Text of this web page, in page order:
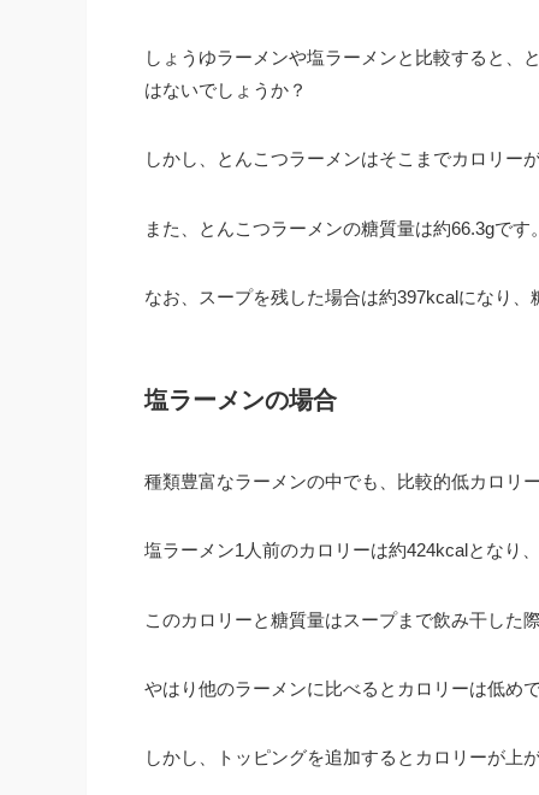
しょうゆラーメンや塩ラーメンと比較すると、
はないでしょうか？
しかし、とんこつラーメンはそこまでカロリー
また、とんこつラーメンの糖質量は約66.3gです
なお、スープを残した場合は約397kcalになり
塩ラーメンの場合
種類豊富なラーメンの中でも、比較的低カロリ
塩ラーメン1人前のカロリーは約424kcalとなり
このカロリーと糖質量はスープまで飲み干した
やはり他のラーメンに比べるとカロリーは低め
しかし、トッピングを追加するとカロリーが上